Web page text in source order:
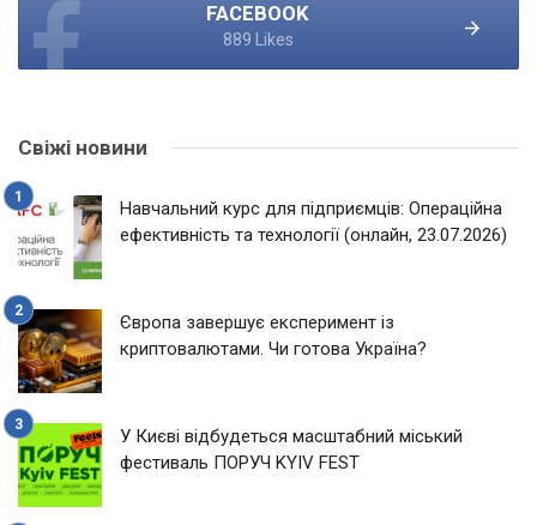
FACEBOOK
889 Likes
Свіжі новини
Навчальний курс для підприємців: Операційна
ефективність та технології (онлайн, 23.07.2026)
Європа завершує експеримент із
криптовалютами. Чи готова Україна?
У Києві відбудеться масштабний міський
фестиваль ПОРУЧ KYIV FEST